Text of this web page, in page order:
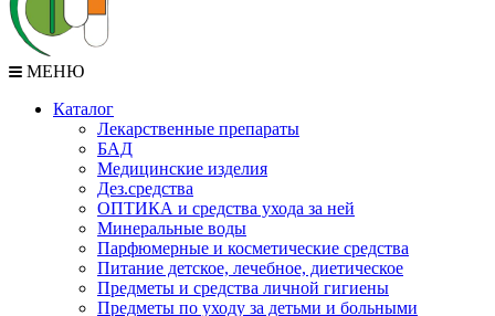
МЕНЮ
Каталог
Лекарственные препараты
БАД
Медицинские изделия
Дез.средства
ОПТИКА и средства ухода за ней
Минеральные воды
Парфюмерные и косметические средства
Питание детское, лечебное, диетическое
Предметы и средства личной гигиены
Предметы по уходу за детьми и больными